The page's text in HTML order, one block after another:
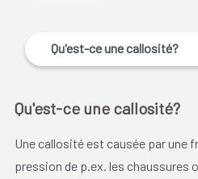
Qu'est-ce une callosité?
Qu'est-ce une callosité?
Une callosité est causée par une
pression de p.ex. les chaussures